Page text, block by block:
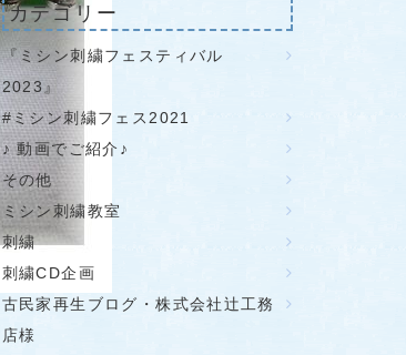
カテゴリー
『ミシン刺繍フェスティバル
2023』
#ミシン刺繍フェス2021
♪ 動画でご紹介♪
その他
ミシン刺繍教室
刺繍
刺繍CD企画
古民家再生ブログ・株式会社辻工務
店様